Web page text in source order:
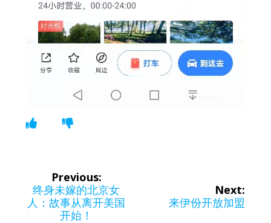
Previous:
Previous
post:
终身未嫁的北京女
人：故事从离开美国
开始！
Next:
Next
来伊份开放加盟